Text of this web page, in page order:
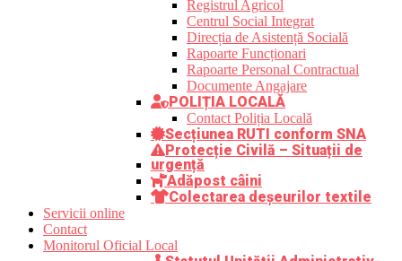
Registrul Agricol
Centrul Social Integrat
Direcția de Asistență Socială
Rapoarte Funcționari
Rapoarte Personal Contractual
Documente Angajare
POLIȚIA LOCALĂ
Contact Poliția Locală
Secțiunea RUTI conform SNA
Protecție Civilă – Situații de
urgență
Adăpost câini
Colectarea deșeurilor textile
Servicii online
Contact
Monitorul Oficial Local